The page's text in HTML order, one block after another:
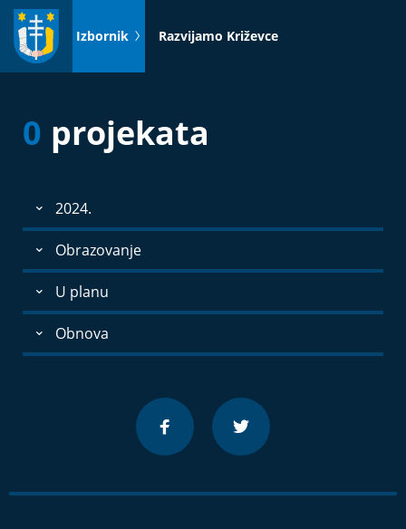
Idi
sadržaj
Izbornik Razvijamo Križevce
0 projekata
2024.
Obrazovanje
U planu
Obnova